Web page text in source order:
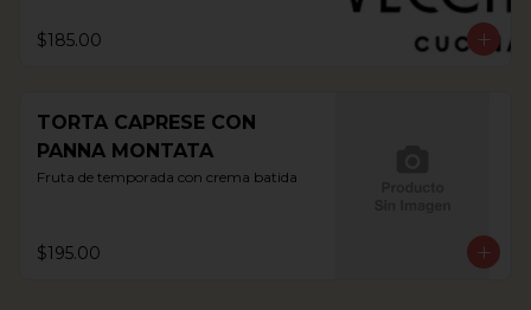
$185.00
TORTA CAPRESE CON
PANNA MONTATA
Fruta de temporada con crema batida
$195.00